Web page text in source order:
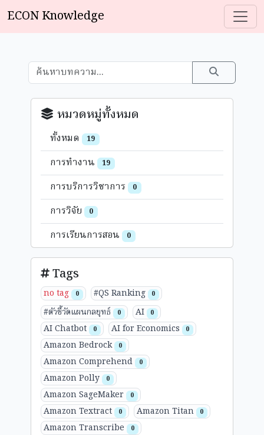
ECON Knowledge
หมวดหมู่ทั้งหมด
ทั้งหมด 19
การทำงาน 19
การบริการวิชาการ 0
การวิจัย 0
การเรียนการสอน 0
Tags
no tag 0 #QS Ranking 0
#ตัวชี้วัดแผนกลยุทธ์ 0 AI 0
AI Chatbot 0 AI for Economics 0
Amazon Bedrock 0
Amazon Comprehend 0
Amazon Polly 0
Amazon SageMaker 0
Amazon Textract 0 Amazon Titan 0
Amazon Transcribe 0